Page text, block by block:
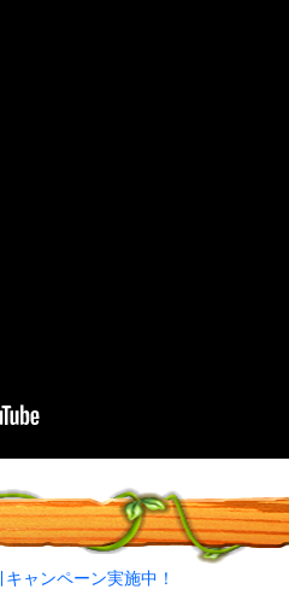
キャンペーン実施中！